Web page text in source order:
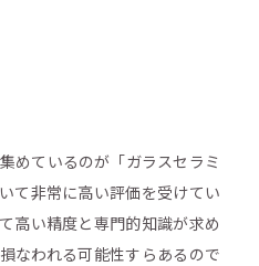
めているのが「ガラスセラミ
て非常に高い評価を受けてい
高い精度と専門的知識が求め
なわれる可能性すらあるので